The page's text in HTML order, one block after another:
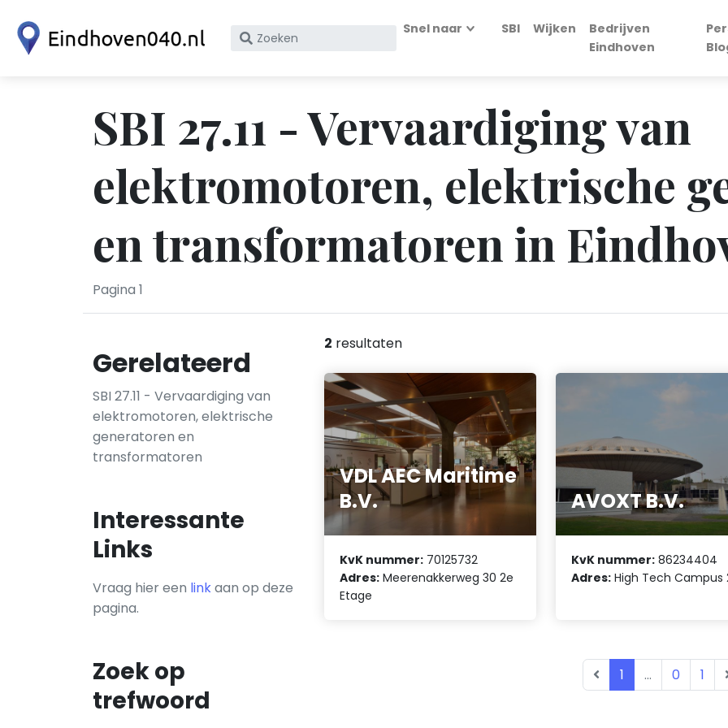
Zoek
KvK
nummer
Snel naar SBI Wijken
Bedrijven
Eindhoven
SBI 27.11 - Vervaardiging van
elektromotoren, elektrische
en transformatoren in
Pagina 1
Gerelateerd
SBI 27.11 - Vervaardiging van
elektromotoren, elektrische
generatoren en
transformatoren
Interessante
Links
Vraag hier een linkaan op deze
pagina.
Zoek op
trefwoord
2 resultaten
VDL AEC Maritime
B.V.
KvK nummer: 70125732
Adres: Meerenakkerweg 30 2e
Etage
AVOXT B.V.
KvK nummer: 86234404
Adres: High Tech Campus
1 ... 0 1